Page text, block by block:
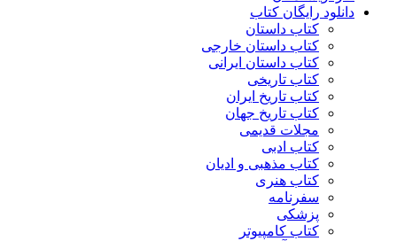
دانلود رایگان کتاب
کتاب داستان
کتاب داستان خارجی
کتاب داستان ایرانی
کتاب تاریخی
کتاب تاریخ ایران
کتاب تاریخ جهان
مجلات قدیمی
کتاب ادبی
کتاب مذهبی و ادیان
کتاب هنری
سفرنامه
پزشکی
کتاب کامپیوتر